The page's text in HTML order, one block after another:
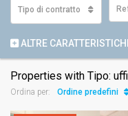
Tipo di contratto
ALTRE
Properties with Tipo:
Ordina per: Ordine predefinito